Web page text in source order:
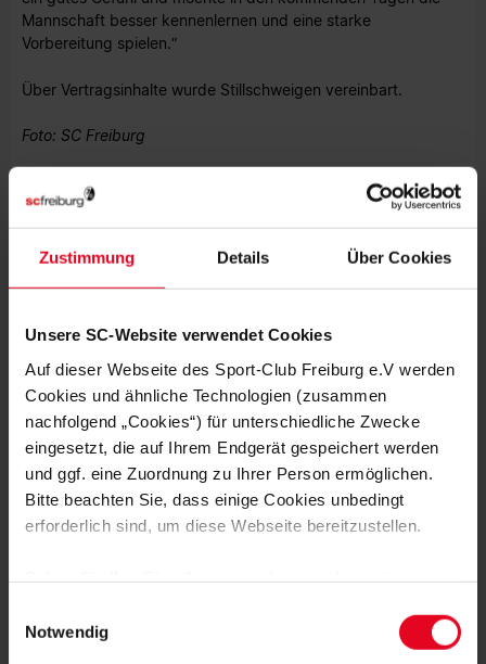
Zustimmung Details Über Cookies
Unsere SC-Website verwendet Cookies
Auf dieser Webseite des Sport-Club Freiburg e.V werden
Cookies und ähnliche Technologien (zusammen
nachfolgend „Cookies“) für unterschiedliche Zwecke
eingesetzt, die auf Ihrem Endgerät gespeichert werden
und ggf. eine Zuordnung zu Ihrer Person ermöglichen.
Bitte beachten Sie, dass einige Cookies unbedingt
erforderlich sind, um diese Webseite bereitzustellen.
Daten von Ihnen (z.B. persönlichen Identifikatoren oder
IP-Adressen) verarbeitet werden. Durch Klicken auf den
Notwendig
Mannschaft besser kennenlernen und eine starke
Vorbereitung spielen.“
Über Vertragsinhalte wurde Stillschweigen vereinbart.
Foto: SC Freiburg
MEHR NEWS
FRAUEN & MÄDCHEN 07.08.2026
LISA KARL ALS KAPITÄNIN BESTÄTIGT
FRAUEN & MÄDCHEN 06.08.2026
DOPPELTE PREMIERE: BRUNOLD UND
VINCZE TREFFEN BEIM TEST
FRAUEN & MÄDCHEN 05.08.2026
BORBÁLA VINCZE VERSTÄRKT DEN